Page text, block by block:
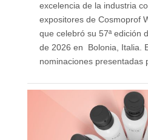
excelencia de la industria
expositores de Cosmoprof
que celebró su 57ª edición
de 2026 en Bolonia, Italia.
nominaciones presentadas